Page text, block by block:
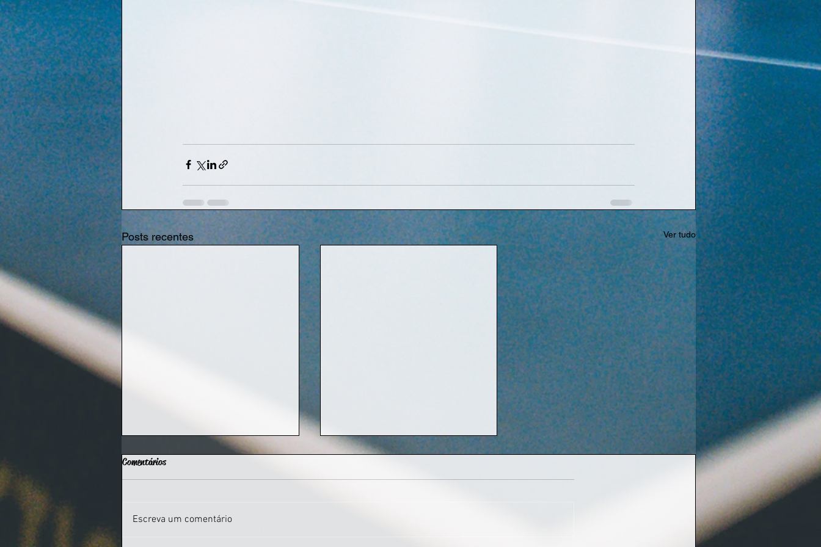
Posts recentes Ver tudo
Comentários
Escreva um comentário